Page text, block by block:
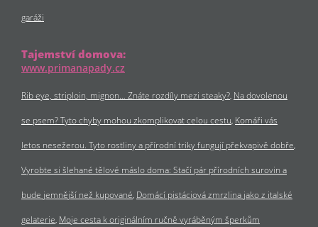
garáži
Tajemství domova:
www.primanapady.cz
Rib eye, striploin, mignon… Znáte rozdíly mezi steaky? Na dovolenou
se psem? Tyto chyby mohou zkomplikovat celou cestu Komáři vás
letos nesežerou. Tyto rostliny a přírodní triky fungují překvapivě dobře
Vyrobte si šlehané tělové máslo doma: Stačí pár přírodních surovin a
bude jemnější než kupované Domácí pistáciová zmrzlina jako z italské
gelaterie Moje cesta k originálním ručně vyráběným šperkům